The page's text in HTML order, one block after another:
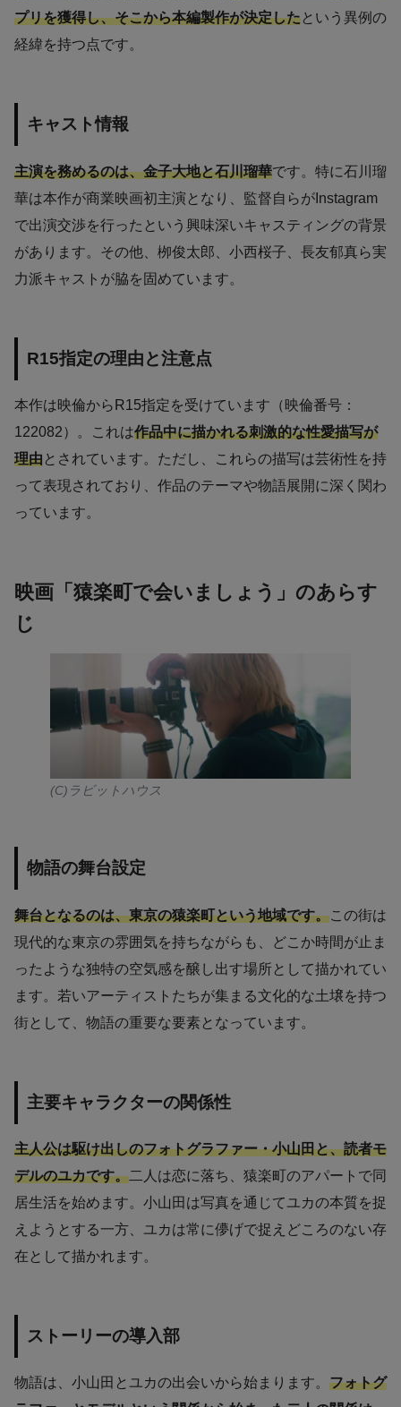
プリを獲得し、そこから本編製作が決定したという異例の
経緯を持つ点です。
キャスト情報
主演を務めるのは、金子大地と石川瑠華です。特に石川瑠
華は本作が商業映画初主演となり、監督自らがInstagram
で出演交渉を行ったという興味深いキャスティングの背景
があります。その他、栁俊太郎、小西桜子、長友郁真ら実
力派キャストが脇を固めています。
R15指定の理由と注意点
本作は映倫からR15指定を受けています（映倫番号：
122082）。これは作品中に描かれる刺激的な性愛描写が
理由とされています。ただし、これらの描写は芸術性を持
って表現されており、作品のテーマや物語展開に深く関わ
っています。
映画「猿楽町で会いましょう」のあらす
じ
(C)ラビットハウス
物語の舞台設定
舞台となるのは、東京の猿楽町という地域です。この街は
現代的な東京の雰囲気を持ちながらも、どこか時間が止ま
ったような独特の空気感を醸し出す場所として描かれてい
ます。若いアーティストたちが集まる文化的な土壌を持つ
街として、物語の重要な要素となっています。
主要キャラクターの関係性
主人公は駆け出しのフォトグラファー・小山田と、読者モ
デルのユカです。二人は恋に落ち、猿楽町のアパートで同
居生活を始めます。小山田は写真を通じてユカの本質を捉
えようとする一方、ユカは常に儚げで捉えどころのない存
在として描かれます。
ストーリーの導入部
物語は、小山田とユカの出会いから始まります。 フォトグ